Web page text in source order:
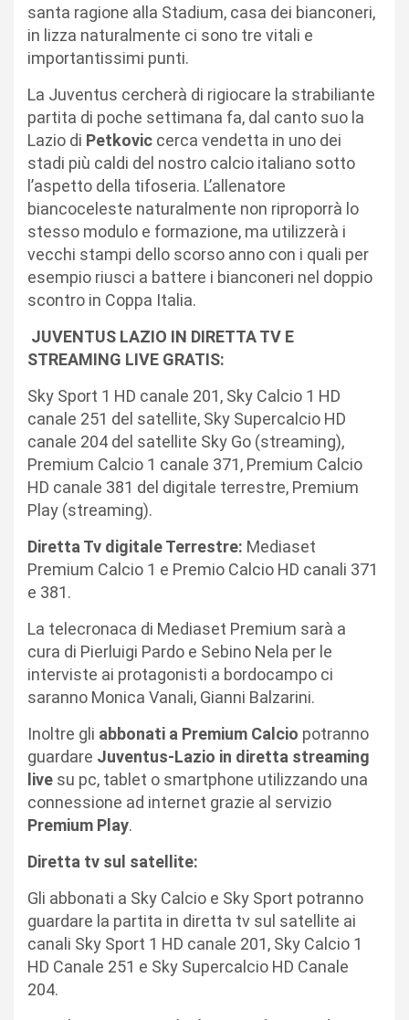
santa ragione alla Stadium, casa dei bianconeri,
in lizza naturalmente ci sono tre vitali e
importantissimi punti.
La Juventus cercherà di rigiocare la strabiliante
partita di poche settimana fa, dal canto suo la
Lazio di Petkovic cerca vendetta in uno dei
stadi più caldi del nostro calcio italiano sotto
l’aspetto della tifoseria. L’allenatore
biancoceleste naturalmente non riproporrà lo
stesso modulo e formazione, ma utilizzerà i
vecchi stampi dello scorso anno con i quali per
esempio riusci a battere i bianconeri nel doppio
scontro in Coppa Italia.
JUVENTUS LAZIO IN DIRETTA TV E
STREAMING LIVE GRATIS:
Sky Sport 1 HD canale 201, Sky Calcio 1 HD
canale 251 del satellite, Sky Supercalcio HD
canale 204 del satellite Sky Go (streaming),
Premium Calcio 1 canale 371, Premium Calcio
HD canale 381 del digitale terrestre, Premium
Play (streaming).
Diretta Tv digitale Terrestre: Mediaset
Premium Calcio 1 e Premio Calcio HD canali 371
e 381.
La telecronaca di Mediaset Premium sarà a
cura di Pierluigi Pardo e Sebino Nela per le
interviste ai protagonisti a bordocampo ci
saranno Monica Vanali, Gianni Balzarini.
Inoltre gli abbonati a Premium Calcio potranno
guardare Juventus-Lazio in diretta streaming
live su pc, tablet o smartphone utilizzando una
connessione ad internet grazie al servizio
Premium Play.
Diretta tv sul satellite:
Gli abbonati a Sky Calcio e Sky Sport potranno
guardare la partita in diretta tv sul satellite ai
canali Sky Sport 1 HD canale 201, Sky Calcio 1
HD Canale 251 e Sky Supercalcio HD Canale
204.